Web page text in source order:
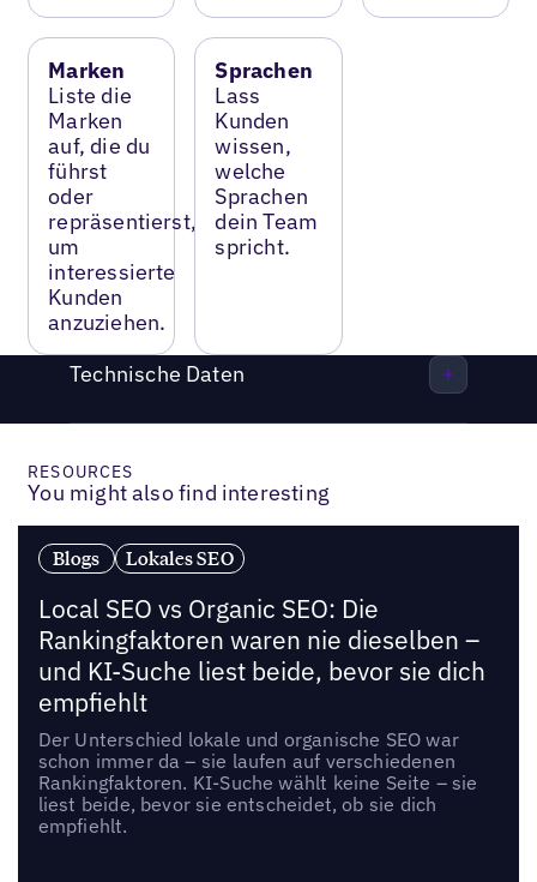
Marken
Liste die
Marken
auf, die du
führst
oder
repräsentierst,
um
interessierte
Kunden
anzuziehen.
Sprachen
Lass
Kunden
wissen,
welche
Sprachen
dein Team
spricht.
Technische Daten
RESOURCES
You might also find interesting
Blogs Lokales SEO
Local SEO vs Organic SEO: Die
Rankingfaktoren waren nie dieselben –
und KI-Suche liest beide, bevor sie dich
empfiehlt
Der Unterschied lokale und organische SEO war
schon immer da – sie laufen auf verschiedenen
Rankingfaktoren. KI-Suche wählt keine Seite – sie
liest beide, bevor sie entscheidet, ob sie dich
empfiehlt.